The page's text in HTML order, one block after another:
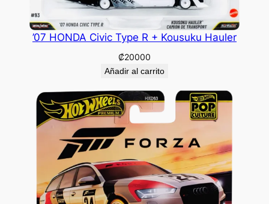
’07 HONDA Civic Type R + Kousuku Hauler
₡20000
Añadir al carrito